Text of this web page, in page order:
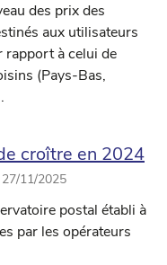
des prix des
aux utilisateurs
rapport à celui de
(Pays-Bas,
croître en 2024
27/11/2025
postal établi à
par les opérateurs